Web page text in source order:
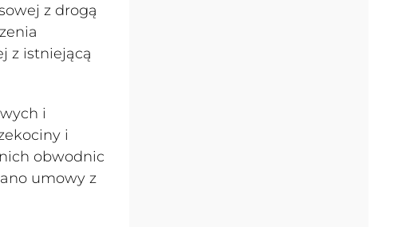
z drogą
z istniejącą
i
i
obwodnic
umowy z